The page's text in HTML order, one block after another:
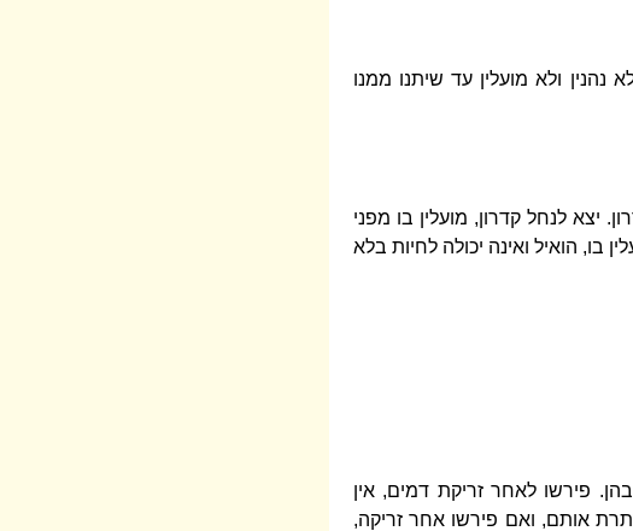
ולא מועלין עד שיתנו ממנו
יצא לנחל קדרון, מועלין בו מפני
בו, הואיל ואינה יכולה לחיות בלא
פירשו לאחר זריקת דמים, אין
אותם, ואם פירשו אחר זריקה,